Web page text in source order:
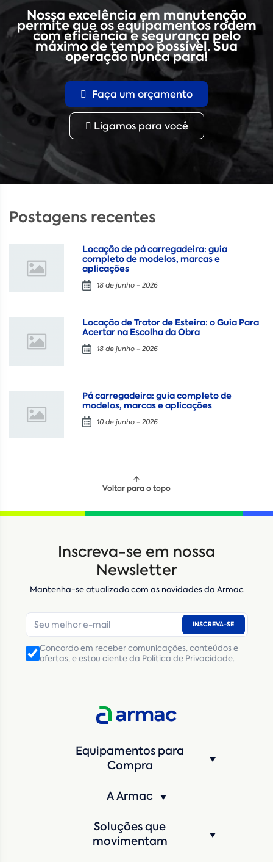
Nossa excelência em manutenção
permite que os equipamentos rodem
com eficiência e segurança pelo
máximo de tempo possível. Sua
operação nunca para!
Faça um orçamento
Ligamos para você
Postagens recentes
Locação de pá carregadeira: guia
completo de modelos, marcas e
aplicações
18 de junho - 2026
Locação de Trator de Esteira: o Guia Para
Acertar na Escolha da Obra
18 de junho - 2026
Pá carregadeira: guia completo de
modelos, marcas e aplicações
10 de junho - 2026
Voltar para o topo
Inscreva-se em nossa
Newsletter
Mantenha-se atualizado com as novidades da Armac
INSCREVA-SE
Concordo em receber comunicações, conteúdos e
ofertas, e estou ciente da Política de Privacidade.
Equipamentos para
Compra
A Armac
Soluções que
movimentam
Locação Compra de seminovos
E-mail*
Número de telefone
CNPJ Inscrição Estadual(Produtor Rural)
CNPJ da empresa/ CPF - Produtor rural*
Máquina de interesse*
Qual o período de locação? *